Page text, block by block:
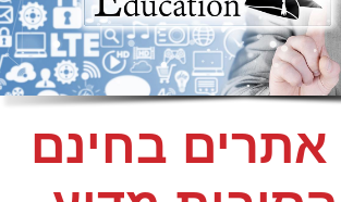
אתרים בחינם